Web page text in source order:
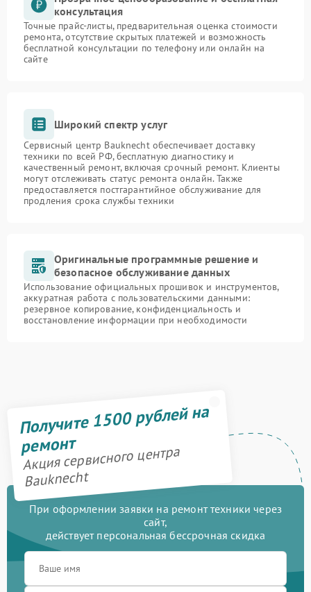
консультация
Точные прайс-листы, предварительная оценка стоимости
ремонта, отсутствие скрытых платежей и возможность
бесплатной консультации по телефону или онлайн на
сайте
Широкий спектр услуг
Сервисный центр Bauknecht обеспечивает доставку
техники по всей РФ, бесплатную диагностику и
качественный ремонт, включая срочный ремонт. Клиенты
могут отслеживать статус ремонта онлайн. Также
предоставляется постгарантийное обслуживание для
продления срока службы техники
Оригинальные программные решение и
безопасное обслуживание данных
Использование официальных прошивок и инструментов,
аккуратная работа с пользовательскими данными:
резервное копирование, конфиденциальность и
восстановление информации при необходимости
Получите 1500 рублей на
ремонт
Акция сервисного центра
Bauknecht
При оформлении заявки на ремонт техники через
сайт,
действует персональная бессрочная скидка